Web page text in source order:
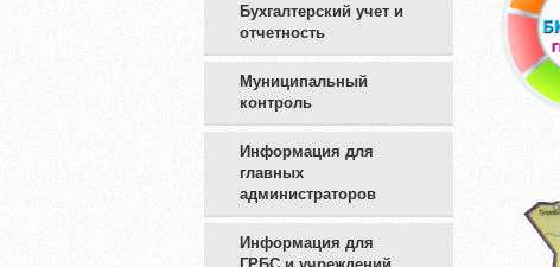
Бухгалтерский учет и
отчетность
Муниципальный
контроль
Информация для
главных
администраторов
Информация для